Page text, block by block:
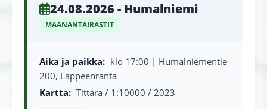
24.08.2026 - Humalniemi
MAANANTAIRASTIT
Aika ja paikka: klo 17:00 | Humalniementie
200, Lappeenranta
Kartta: Tittara / 1:10000 / 2023